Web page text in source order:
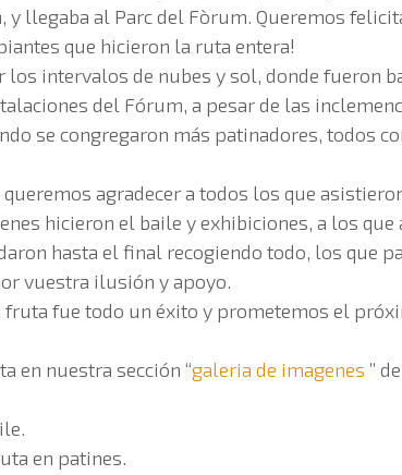
y llegaba al Parc del Fòrum. Queremos
que hicieron la ruta entera!
los intervalos de nubes y sol, donde fueron
del Fórum, a pesar de las
se congregaron más patinadores, todos
agradecer a todos los que
hicieron el baile y exhibiciones, a los que
hasta el final recogiendo todo, los que
vuestra ilusión y apoyo.
fruta fue todo un éxito y prometemos el
en nuestra sección “galeria de imagenes ”
en patines.